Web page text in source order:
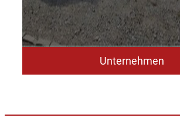
Unternehmen